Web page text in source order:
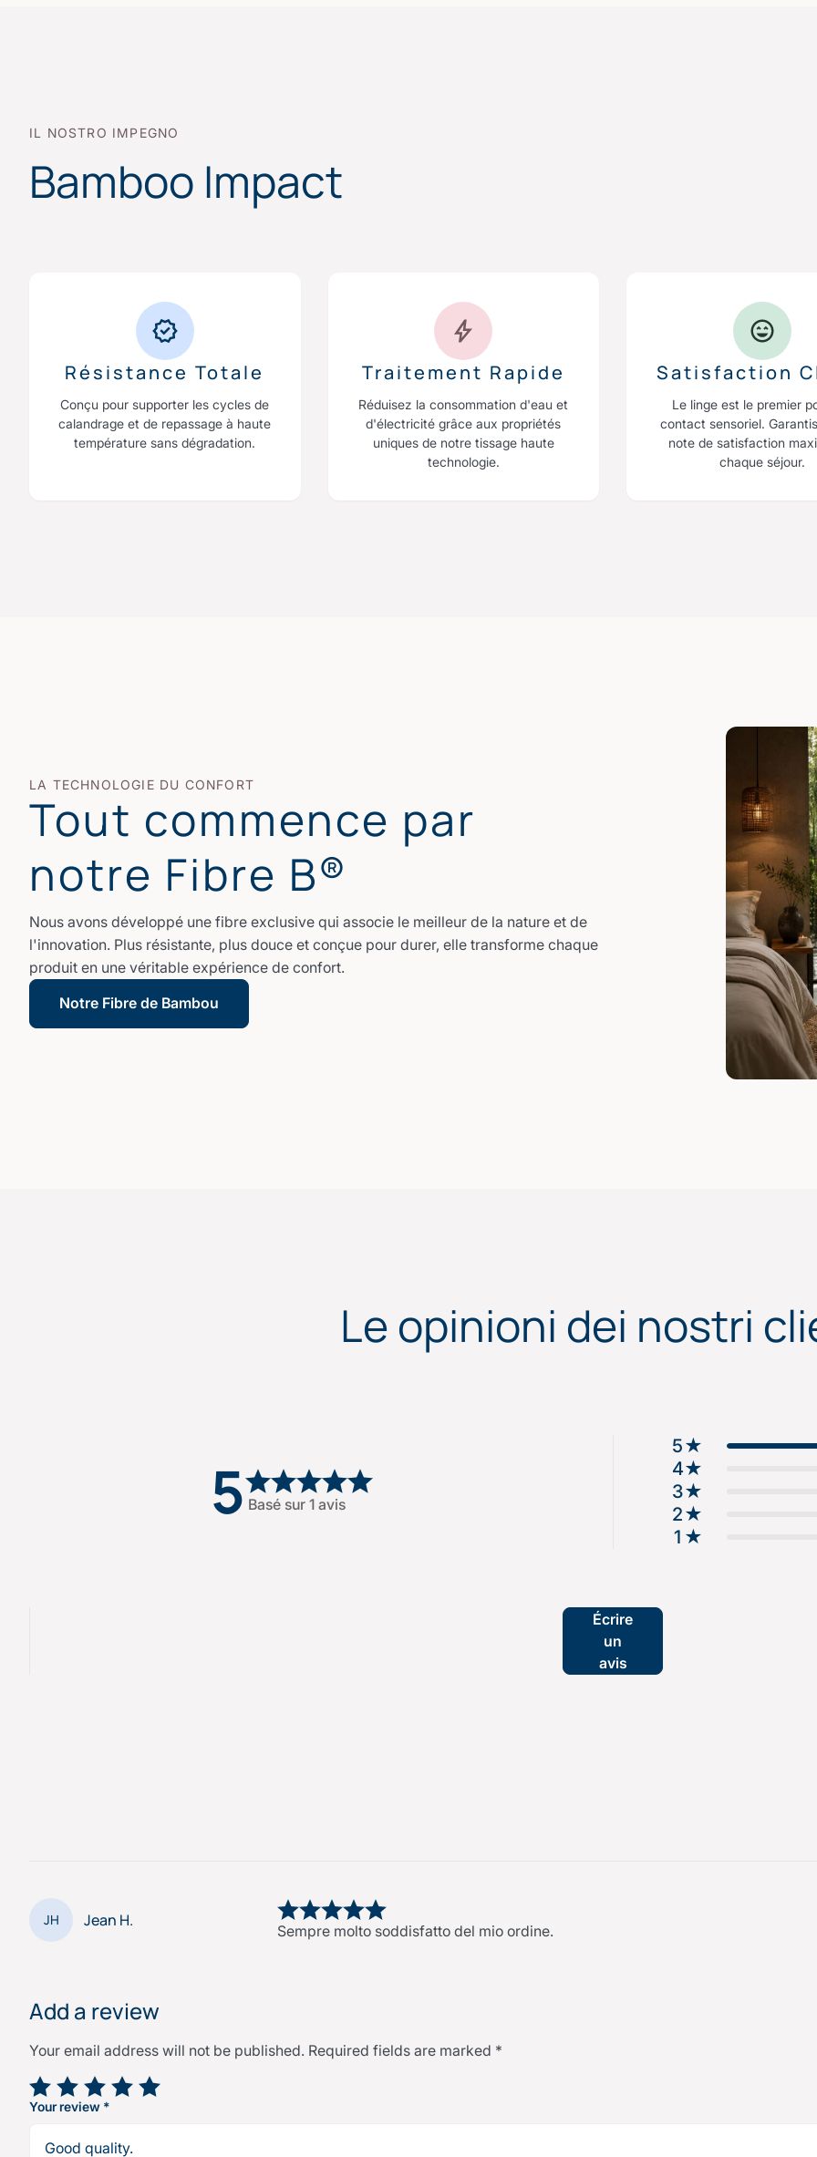
IL NOSTRO IMPEGNO
Bamboo Impact
Résistance Totale
Conçu pour supporter les cycles de
calandrage et de repassage à haute
température sans dégradation.
Traitement Rapide
Réduisez la consommation d'eau et
d'électricité grâce aux propriétés
uniques de notre tissage haute
technologie.
Satisfaction
Le linge est le premier
contact sensoriel.
note de satisfaction
chaque séjour.
LA TECHNOLOGIE DU CONFORT
Tout commence par
notre Fibre B®
Nous avons développé une fibre exclusive qui associe le meilleur de la nature et de
l'innovation. Plus résistante, plus douce et conçue pour durer, elle transforme chaque
produit en une véritable expérience de confort.
Notre Fibre de Bambou
Le opinioni dei nostri
5 Basé sur 1 avis
5★
4★
3★
2★
1 ★
Écrire
un
avis
JH Jean H.
Sempre molto soddisfatto del mio ordine.
Add a review
Your email address will not be published. Required fields are marked *
Your rating*
Your review *